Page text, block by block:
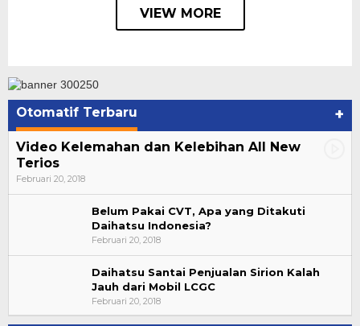
VIEW MORE
Otomatif Terbaru +
Video Kelemahan dan Kelebihan All New
Terios
Februari 20, 2018
Belum Pakai CVT, Apa yang Ditakuti
Daihatsu Indonesia?
Februari 20, 2018
Daihatsu Santai Penjualan Sirion Kalah
Jauh dari Mobil LCGC
Februari 20, 2018
Bupati Ahmad Hijazi, Hadiri Paripurna Hasil
Penetapan Paslon Bupati dan Wabup Te…